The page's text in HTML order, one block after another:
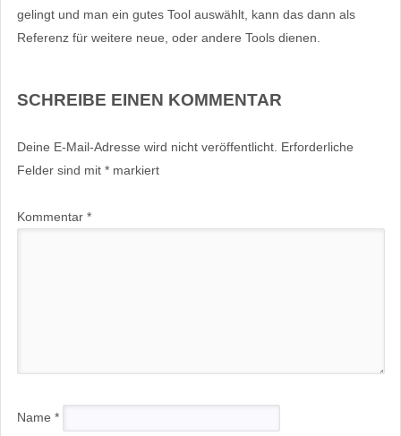
gelingt und man ein gutes Tool auswählt, kann das dann als
Referenz für weitere neue, oder andere Tools dienen.
SCHREIBE EINEN KOMMENTAR
Deine E-Mail-Adresse wird nicht veröffentlicht. Erforderliche
Felder sind mit *markiert
Kommentar *
Name *